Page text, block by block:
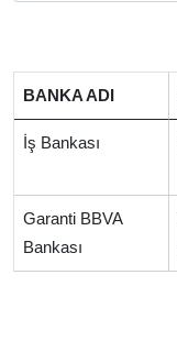
BANKA ADI
İş Bankası
Garanti BBVA
Bankası